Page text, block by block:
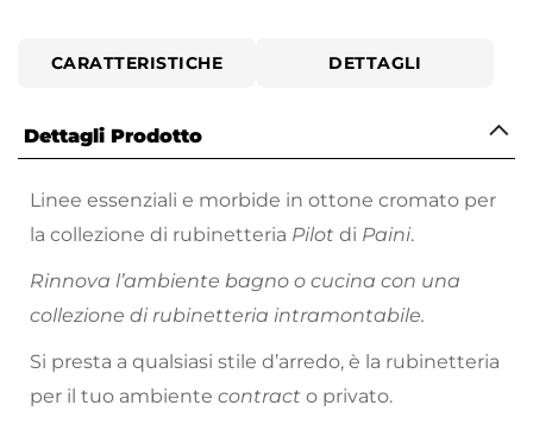
CARATTERISTICHE DETTAGLI
Dettagli Prodotto
Linee essenziali e morbide in ottone cromato per
la collezione di rubinetteria Pilot di Paini.
Rinnova l’ambiente bagno o cucina con una
collezione di rubinetteria intramontabile.
Si presta a qualsiasi stile d’arredo, è la rubinetteria
per il tuo ambiente contract o privato.